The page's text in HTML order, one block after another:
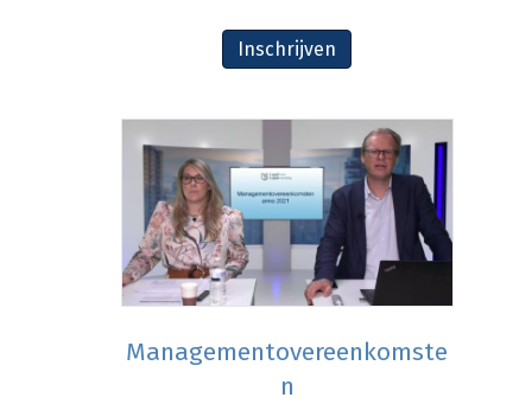
Inschrijven
Managementovereenkomste
n